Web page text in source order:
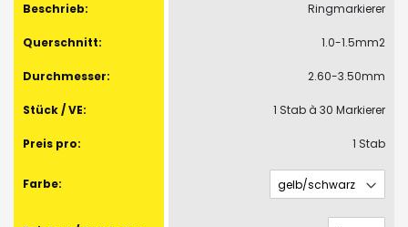
Ringmarkierer
1.0-1.5mm2
2.60-3.50mm
1 Stab à 30 Markierer
1 Stab